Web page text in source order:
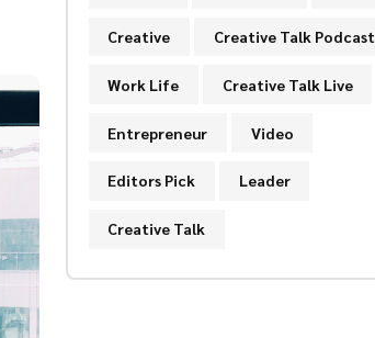
Creative Creative Talk Podcast
Work Life Creative Talk Live
Entrepreneur Video
Editors Pick Leader
Creative Talk